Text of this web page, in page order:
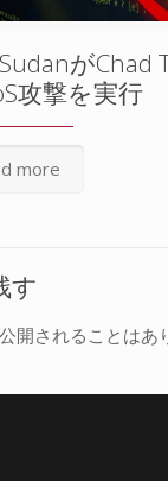
がChad
攻撃を実行
more
す
開されることはあ